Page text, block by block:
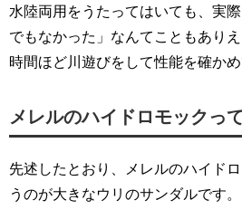
水陸両用をうたってはいても、実
でもなかった」なんてこともあり
時間ほど川遊びをして性能を確か
メレルのハイドロモックっ
先述したとおり、メレルのハイド
うのが大きなウリのサンダルです。